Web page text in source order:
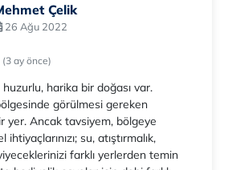
Çelik
26 Ağu 2022
(3 ay önce)
harika bir doğası var.
görülmesi gereken
yer. Ancak tavsiyem, bölgeye
su, atıştırmalık,
farklı yerlerden temin